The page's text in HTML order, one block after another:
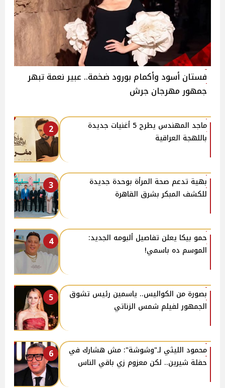
فستان أسود وأكمام بورود ضخمة.. عبير نعمة تبهر
جمهور مهرجان جرش
2
ماجد المهندس يطرح 5 أغنيات جديدة
باللهجة العراقية
3
بهية تدعم صحة المرأة بوحدة جديدة
للكشف المبكر بشرق القاهرة
4
حمو بيكا يعلن تفاصيل ألبومه الجديد:
الموسم ده باسمي!
5
بصورة من الكواليس.. ياسمين رئيس تشوق
الجمهور لفيلم شمس الزناتي
6
محمود الليثي لـ"وشوشة": مش هشارك في
حفلة شيرين.. لكن معزوم زي باقي الناس